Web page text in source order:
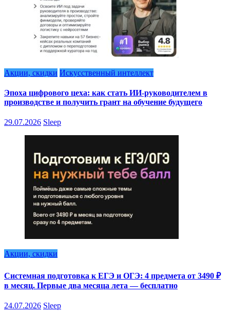
Акции, скидки Искусственный интеллект
Эпоха цифрового цеха: как стать ИИ-руководителем в
производстве и получить грант на обучение будущего
29.07.2026 Sleep
Акции, скидки
Системная подготовка к ЕГЭ и ОГЭ: 4 предмета от 3490 ₽
в месяц. Первые два месяца лета — бесплатно
24.07.2026 Sleep